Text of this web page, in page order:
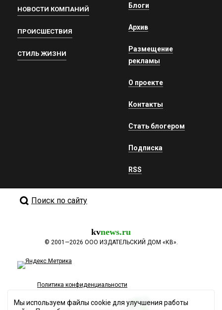
НОВОСТИ КОМПАНИЙ
ПРОИСШЕСТВИЯ
СТИЛЬ ЖИЗНИ
Блоги
Архив
Размещение
рекламы
О проекте
Контакты
Стать блогером
Подписка
RSS
Поиск по сайту
kvnews.ru
© 2001—2026 ООО ИЗДАТЕЛЬСКИЙ ДОМ «КВ».
Политика конфиденциальности
Мы используем файлы cookie для улучшения работы